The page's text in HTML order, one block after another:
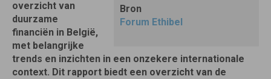
Bron
Forum Ethibel
overzicht van
duurzame
financiën in België,
met belangrijke
trends en inzichten in een onzekere internationale
context. Dit rapport biedt een overzicht van de